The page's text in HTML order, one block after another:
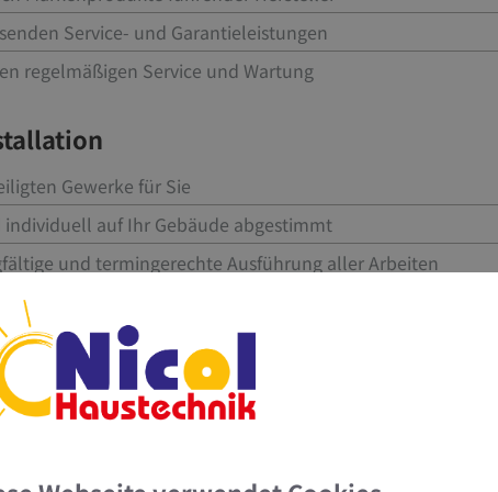
Service- und Garantieleistungen
regelmäßigen Service und Wartung
Gewerke für Sie
auf Ihr Gebäude abgestimmt
und termingerechte Ausführung aller Arbeiten